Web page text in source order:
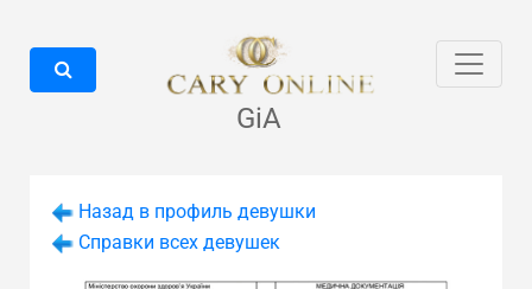
GiA
Назад в профиль девушки
Справки всех девушек